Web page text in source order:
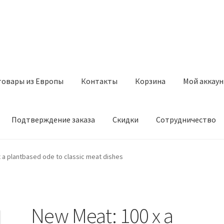
из Европы Контакты Корзина Мой
Подтверждение заказа Скидки Сотрудничество
Контакты Корзина Мой аккаунт
a plantbased ode to classic meat dishes
New Meat: 100 x a